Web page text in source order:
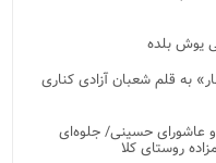
یوش بلده
به قلم شعبان آزادی کناری
و عاشورای حسینی/ جلوه‌ای
روستای کلا